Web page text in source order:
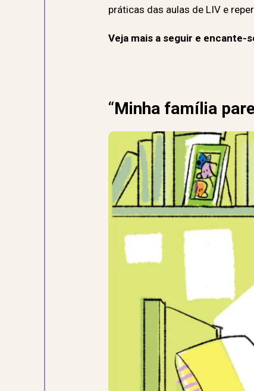
práticas das aulas de LIV e
Veja mais a seguir e encante-
“Minha família